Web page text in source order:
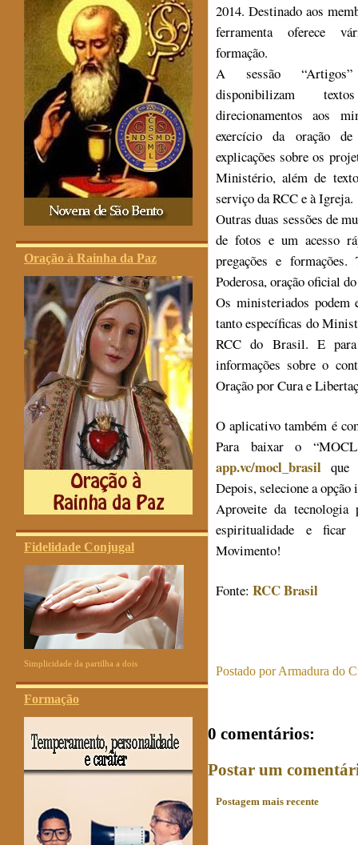
Oração à Rainha da Paz
Fidelidade Conjugal
Simplicidade da partilha a dois
Formação
2014. Destinado aos
ferramenta oferece
formação.
A sessão
disponibilizam
direcionamentos aos
exercício da oração
explicações sobre os
Ministério, além de
serviço da RCC e à Igreja.
Outras duas sessões de
de fotos e um acesso
pregações e
Poderosa, oração oficial
Os ministeriados podem
tanto específicas do
RCC do Brasil. E
informações sobre o
Oração por Cura e
O aplicativo também é
Para baixar o
app.vc/mocl_brasil que
Depois, selecione a opção
Aproveite da tecnologia
espiritualidade e ficar
Movimento!
Fonte: RCC Brasil
Postado porArmadura do
0 comentários:
Postar um
Postagem mais recente